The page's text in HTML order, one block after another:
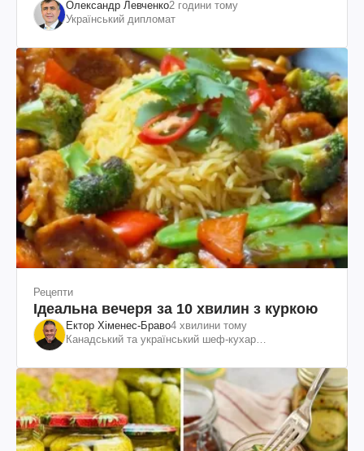
Олександр Левченко2 години тому
Український дипломат
Рецепти
Ідеальна вечеря за 10 хвилин з куркою
Ектор Хіменес-Браво4 хвилини тому
Канадський та український шеф-кухар